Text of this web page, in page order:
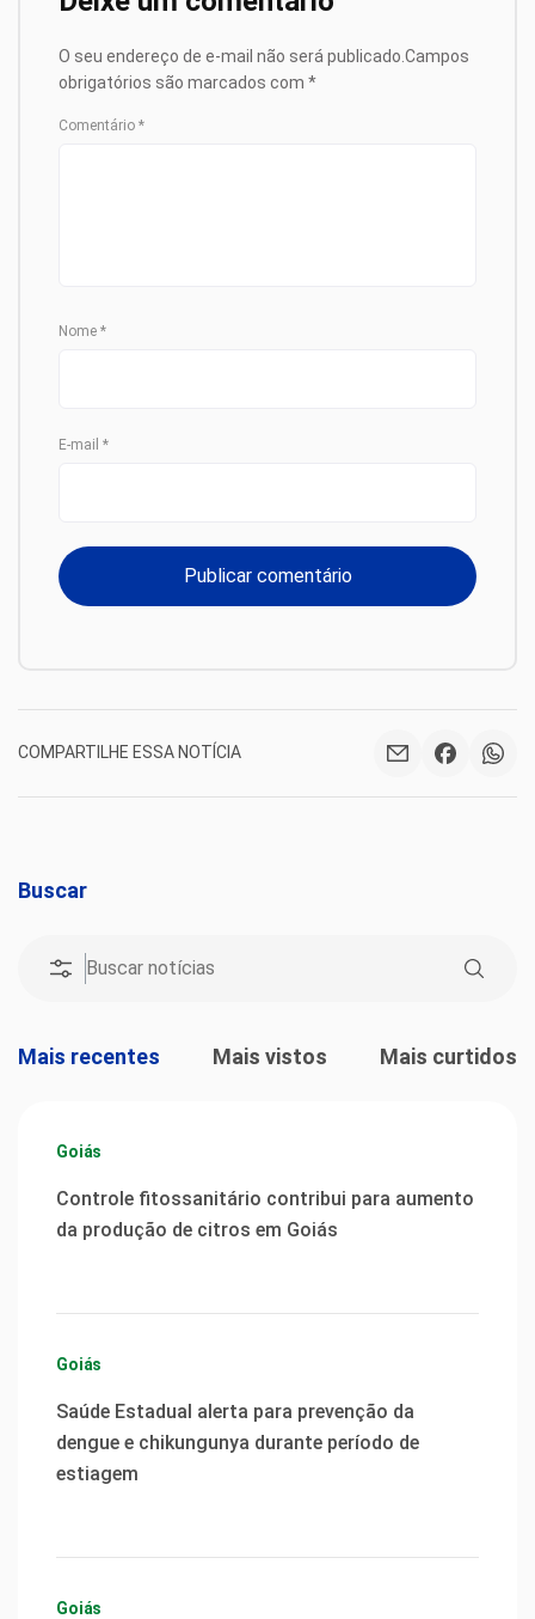
O seu endereço de e-mail não será publicado. Campos
obrigatórios são marcados com *
Comentário *
Nome *
E-mail *
COMPARTILHE ESSA NOTÍCIA
Buscar
Mais recentes Mais vistos Mais curtidos
Goiás
Controle fitossanitário contribui para aumento
da produção de citros em Goiás
Goiás
Saúde Estadual alerta para prevenção da
dengue e chikungunya durante período de
estiagem
Goiás